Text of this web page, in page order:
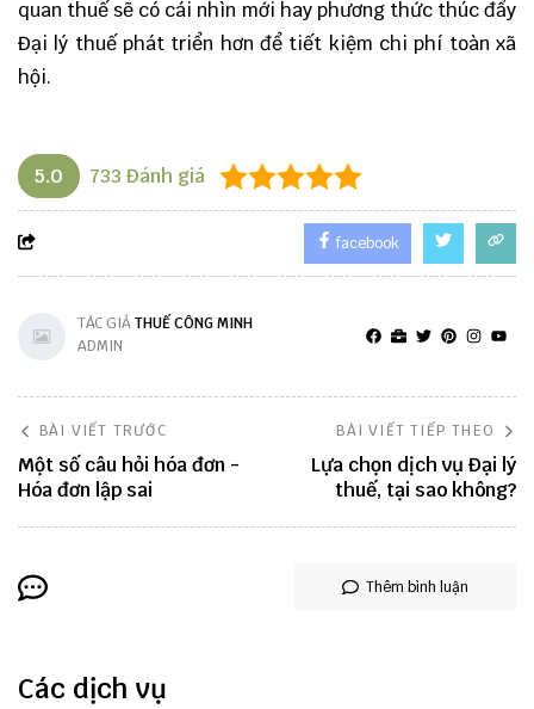
quan thuế sẽ có cái nhìn mới hay phương thức thúc đẩy
Đại lý thuế phát triển hơn để tiết kiệm chi phí toàn xã
hội.
5.0 733 Đánh giá
facebook
TÁC GIẢTHUẾ CÔNG MINH
ADMIN
BÀI VIẾT TRƯỚC
Một số câu hỏi hóa đơn -
Hóa đơn lập sai
BÀI VIẾT TIẾP THEO
Lựa chọn dịch vụ Đại lý
thuế, tại sao không?
Thêm bình luận
Các dịch vụ